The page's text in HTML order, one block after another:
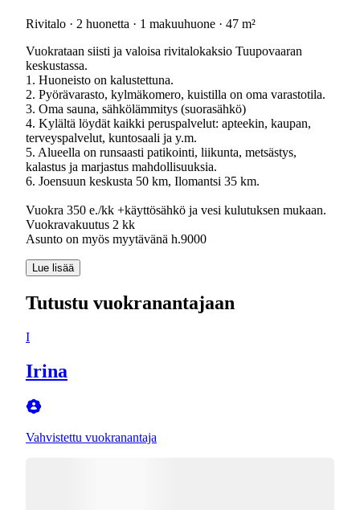
Rivitalo · 2 huonetta · 1 makuuhuone · 47 m²
Vuokrataan siisti ja valoisa rivitalokaksio Tuupovaaran
keskustassa.
1. Huoneisto on kalustettuna.
2. Pyörävarasto, kylmäkomero, kuistilla on oma varastotila.
3. Oma sauna, sähkölämmitys (suorasähkö)
4. Kylältä löydät kaikki peruspalvelut: apteekin, kaupan,
terveyspalvelut, kuntosaali ja y.m.
5. Alueella on runsaasti patikointi, liikunta, metsästys,
kalastus ja marjastus mahdollisuuksia.
6. Joensuun keskusta 50 km, Ilomantsi 35 km.
Vuokra 350 e./kk +käyttösähkö ja vesi kulutuksen mukaan.
Vuokravakuutus 2 kk
Lue lisää
Tutustu vuokranantajaan
I
Irina
Vahvistettu vuokranantaja